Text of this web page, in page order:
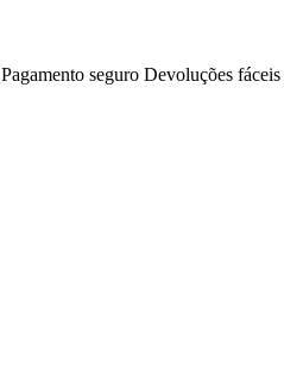
Pagamento seguro Devoluções fáceis